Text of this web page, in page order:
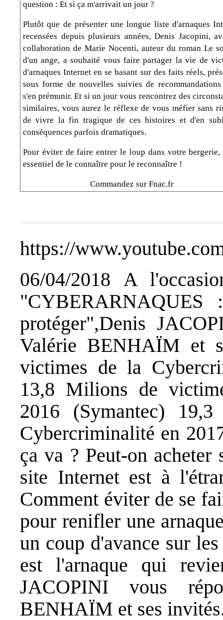
question : Et si ça m'arrivait un jour ?
Plutôt que de présenter une longue liste d'arnaques
recensées depuis plusieurs années, Denis Jacopini,
collaboration de Marie Nocenti, auteur du roman Le
d'un ange, a souhaité vous faire partager la vie de
d'arnaques Internet en se basant sur des faits réels,
sous forme de nouvelles suivies de
s'en prémunir. Et si un jour vous rencontrez des
similaires, vous aurez le réflexe de vous méfier sans
de vivre la fin tragique de ces histoires et d'en
conséquences parfois dramatiques.
Pour éviter de faire entrer le loup dans votre
essentiel de le connaître pour le reconnaître !
Commandez sur Fnac.fr
https://
06/04/2018 A
protéger",Denis
Valérie BENHAÏM et
victimes de la
13,8 Milions de
2016 (Symantec)
Cybercriminalité en
ça va ? Peut-on
site Internet est à
Comment éviter de se
pour renifler une
un coup d'avance sur
est l'arnaque qui
JACOPINI vous
BENHAÏM et ses